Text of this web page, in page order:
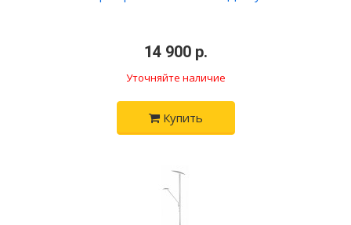
14 900 р.
Уточняйте наличие
Купить